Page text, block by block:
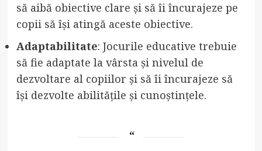
să aibă obiective clare și să îi încurajeze pe
copii să își atingă aceste obiective.
Adaptabilitate: Jocurile educative trebuie
să fie adaptate la vârsta și nivelul de
dezvoltare al copiilor și să îi încurajeze să
își dezvolte abilitățile și cunoștințele.